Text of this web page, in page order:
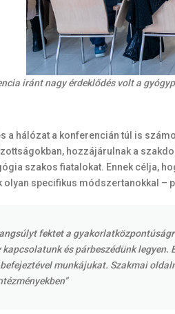
iránt nagy érdeklődés volt a
a hálózat a konferencián túl is
hozzájárulnak a
szakos fiatalokat. Ennek célja,
specifikus módszertanokkal –
fektet a
és párbeszédünk
munkájukat. Szakmai